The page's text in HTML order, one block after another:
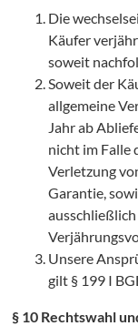
Die
Käufer
soweit
Soweit der
allgemeine
Jahr ab
nicht im Falle
Verletzung
Garantie,
Unsere
gilt § 199 I
§ 10 Rechtswahl